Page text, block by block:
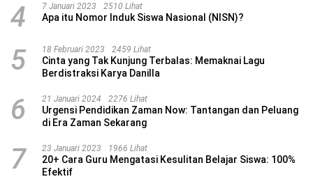
4 7 Januari 2023 2510 Lihat
Apa itu Nomor Induk Siswa Nasional (NISN)?
5 18 Februari 2023 2459 Lihat
Cinta yang Tak Kunjung Terbalas: Memaknai Lagu
Berdistraksi Karya Danilla
6 21 Januari 2024 2276 Lihat
Urgensi Pendidikan Zaman Now: Tantangan dan Peluang
di Era Zaman Sekarang
7 23 Januari 2023 1966 Lihat
20+ Cara Guru Mengatasi Kesulitan Belajar Siswa: 100%
Efektif